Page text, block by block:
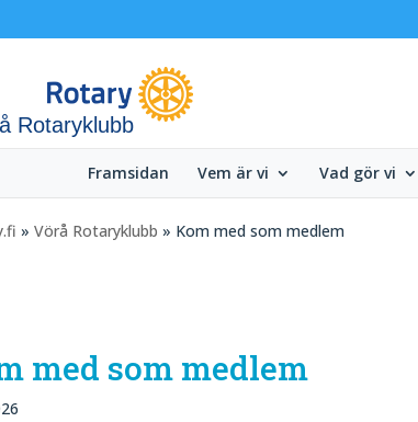
Rotaryklubb
Framsidan Vem är vi Vad gör vi
» Vörå Rotaryklubb » Kom med som medlem
med som medlem